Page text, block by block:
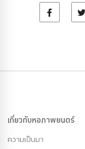
เกี่ยวกับหอภาพยนตร์
ความเป็นมา